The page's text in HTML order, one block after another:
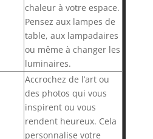
chaleur à votre espace.
Pensez aux lampes de
table, aux lampadaires
ou même à changer les
luminaires.
Accrochez de l’art ou
des photos qui vous
inspirent ou vous
rendent heureux. Cela
personnalise votre